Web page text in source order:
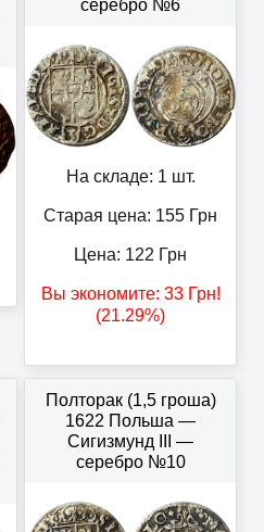
серебро №6
На складе: 1 шт.
Старая цена: 155 Грн
Цена: 122 Грн
Вы экономите: 33Грн!
(21.29%)
Полторак (1,5 гроша)
1622 Польша —
Сигизмунд III —
серебро №10